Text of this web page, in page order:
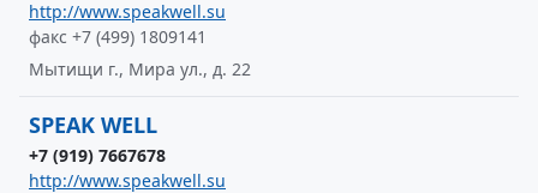
http://www.speakwell.su
факс +7 (499) 1809141
Мытищи г., Мира ул., д. 22
SPEAK WELL
+7 (919) 7667678
http://www.speakwell.su